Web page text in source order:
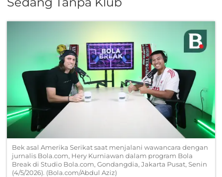
Bek asal Amerika Serikat saat menjalani wawancara dengan
jurnalis Bola.com, Hery Kurniawan dalam program Bola
Break di Studio Bola.com, Gondangdia, Jakarta Pusat, Senin
(4/5/2026). (Bola.com/Abdul Aziz)